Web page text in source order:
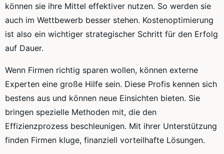
können sie ihre Mittel effektiver nutzen. So werden sie
auch im Wettbewerb besser stehen. Kostenoptimierung
ist also ein wichtiger strategischer Schritt für den Erfolg
auf Dauer.
Wenn Firmen richtig sparen wollen, können externe
Experten eine große Hilfe sein. Diese Profis kennen sich
bestens aus und können neue Einsichten bieten. Sie
bringen spezielle Methoden mit, die den
Effizienzprozess beschleunigen. Mit ihrer Unterstützung
finden Firmen kluge, finanziell vorteilhafte Lösungen.